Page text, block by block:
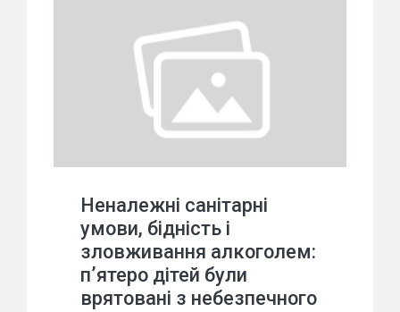
Неналежні санітарні
умови, бідність і
зловживання алкоголем:
пʼятеро дітей були
врятовані з небезпечного